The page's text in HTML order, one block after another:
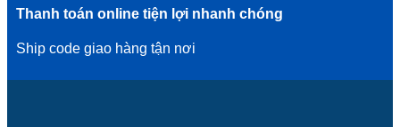
Thanh toán online tiện lợi nhanh chóng
Ship code giao hàng tận nơi